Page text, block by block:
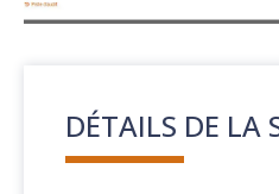
DÉTAILS DE LA